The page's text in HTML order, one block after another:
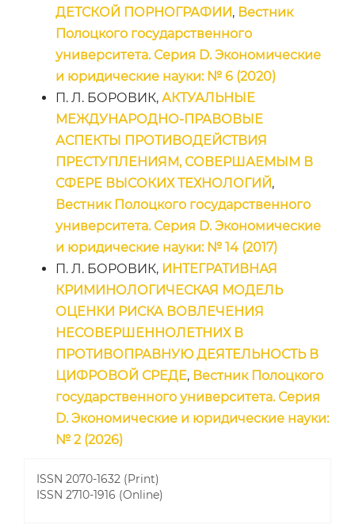
ДЕТСКОЙ ПОРНОГРАФИИ, Вестник
Полоцкого государственного
университета. Серия D. Экономические
и юридические науки: № 6 (2020)
П. Л. БОРОВИК, АКТУАЛЬНЫЕ
МЕЖДУНАРОДНО-ПРАВОВЫЕ
АСПЕКТЫ ПРОТИВОДЕЙСТВИЯ
ПРЕСТУПЛЕНИЯМ, СОВЕРШАЕМЫМ В
СФЕРЕ ВЫСОКИХ ТЕХНОЛОГИЙ,
Вестник Полоцкого государственного
университета. Серия D. Экономические
и юридические науки: № 14 (2017)
П. Л. БОРОВИК, ИНТЕГРАТИВНАЯ
КРИМИНОЛОГИЧЕСКАЯ МОДЕЛЬ
ОЦЕНКИ РИСКА ВОВЛЕЧЕНИЯ
НЕСОВЕРШЕННОЛЕТНИХ В
ПРОТИВОПРАВНУЮ ДЕЯТЕЛЬНОСТЬ В
ЦИФРОВОЙ СРЕДЕ, Вестник Полоцкого
государственного университета. Серия
D. Экономические и юридические науки:
№ 2 (2026)
ISSN 2070-1632 (Print)
ISSN 2710-1916 (Online)